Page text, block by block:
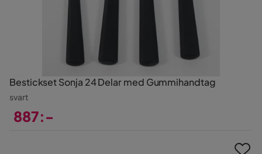
Bestickset Sonja 24 Delar med Gummihandtag
svart
887:-